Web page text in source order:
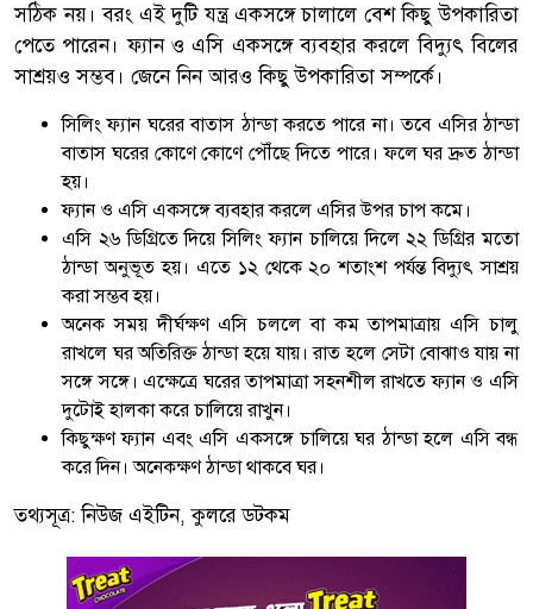
সঠিক নয়। বরং এই দুটি যন্ত্র একসঙ্গে চালালে বেশ কিছু উপকারিতা
পেতে পারেন। ফ্যান ও এসি একসঙ্গে ব্যবহার করলে বিদ্যুৎ বিলের
সাশ্রয়ও সম্ভব। জেনে নিন আরও কিছু উপকারিতা সম্পর্কে।
সিলিং ফ্যান ঘরের বাতাস ঠান্ডা করতে পারে না। তবে এসির ঠান্ডা
বাতাস ঘরের কোণে কোণে পৌঁছে দিতে পারে। ফলে ঘর দ্রুত ঠান্ডা
হয়।
ফ্যান ও এসি একসঙ্গে ব্যবহার করলে এসির উপর চাপ কমে।
এসি ২৬ ডিগ্রিতে দিয়ে সিলিং ফ্যান চালিয়ে দিলে ২২ ডিগ্রির মতো
ঠান্ডা অনুভূত হয়। এতে ১২ থেকে ২০ শতাংশ পর্যন্ত বিদ্যুৎ সাশ্রয়
করা সম্ভব হয়।
অনেক সময় দীর্ঘক্ষণ এসি চললে বা কম তাপমাত্রায় এসি চালু
রাখলে ঘর অতিরিক্ত ঠান্ডা হয়ে যায়। রাত হলে সেটা বোঝাও যায় না
সঙ্গে সঙ্গে। এক্ষেত্রে ঘরের তাপমাত্রা সহনশীল রাখতে ফ্যান ও এসি
দুটোই হালকা করে চালিয়ে রাখুন।
কিছুক্ষণ ফ্যান এবং এসি একসঙ্গে চালিয়ে ঘর ঠান্ডা হলে এসি বন্ধ
করে দিন। অনেকক্ষণ ঠান্ডা থাকবে ঘর।
তথ্যসূত্র: নিউজ এইটিন, কুলরে ডটকম